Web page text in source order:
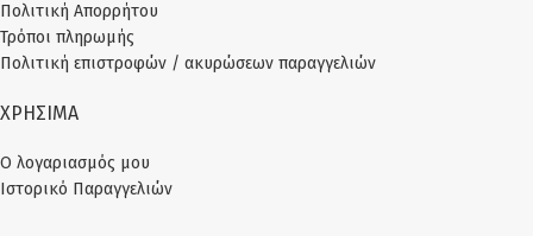
Πολιτική Απορρήτου
Τρόποι πληρωμής
Πολιτική επιστροφών / ακυρώσεων παραγγελιών
ΧΡΗΣΙΜΑ
Ο λογαριασμός μου
Ιστορικό Παραγγελιών